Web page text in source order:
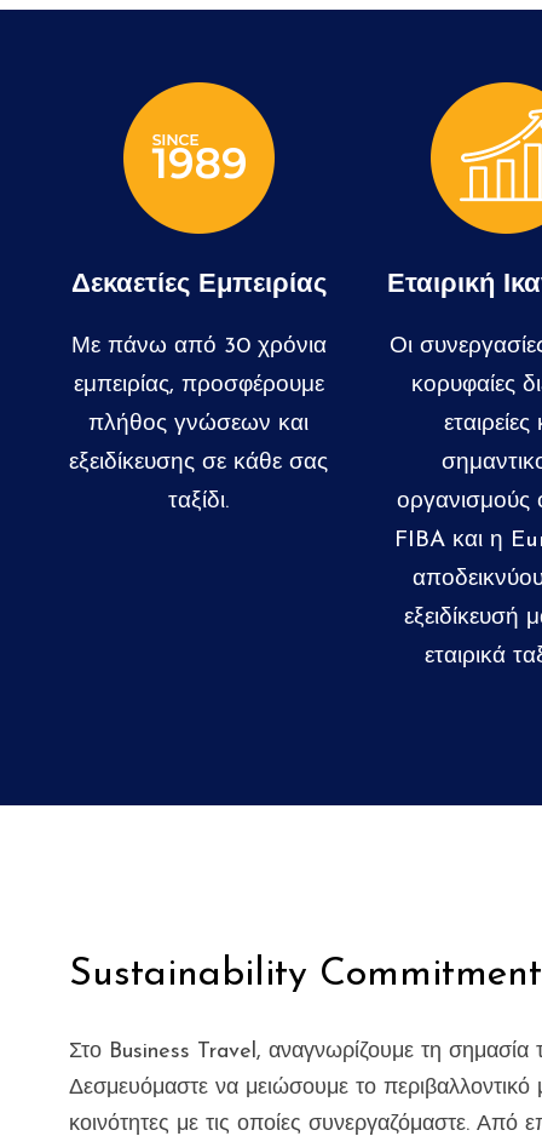
Δεκαετίες Εμπειρίας
Με πάνω από 30 χρόνια
εμπειρίας, προσφέρουμε
πλήθος γνώσεων και
εξειδίκευσης σε κάθε σας
ταξίδι.
Εταιρική
Οι
κορυφαίες
εταιρείες
FIBA και η
εξειδίκευσή
εταιρικά
Sustainability Commitment
Στο Business Travel, αναγνωρίζουμε τη σημασία
Δεσμευόμαστε να μειώσουμε το
κοινότητες με τις οποίες συνεργαζόμαστε. Από